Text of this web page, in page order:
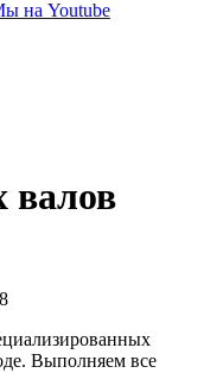
валов
Выполняем все